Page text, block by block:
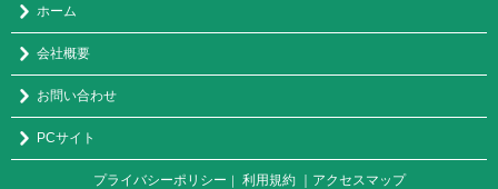
ホーム
会社概要
お問い合わせ
PCサイト
プライバシーポリシー ｜ 利用規約 ｜アクセスマップ